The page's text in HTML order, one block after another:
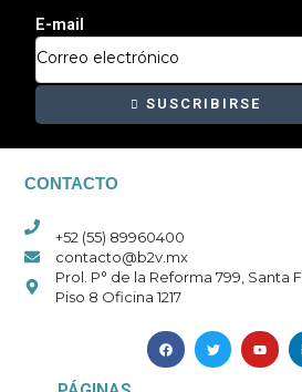
E-mail
SUSCRIBIRSE
CONTACTO
+52 (55) 89960400
contacto@b2v.mx
Prol. P° de la Reforma 799, Santa
Piso 8 Oficina 1217
F
a
c
T
w
Y
o